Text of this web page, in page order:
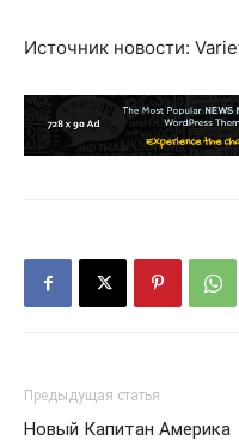
Источник новости:
Предыдущая статья
Новый Капитан Америка